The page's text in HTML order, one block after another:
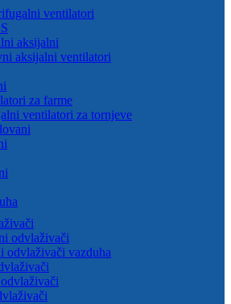
ventilatori
aksijalni
aksijalni ventilatori
za farme
ventilatori za tornjeve
odvlaživači
odvlaživači vazduha